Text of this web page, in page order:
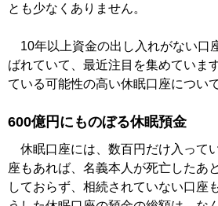
とも少なくありません。
10年以上資金の出し入れがない口
ばれていて、最近注目を集めていま
ている可能性の高い休眠口座につい
600億円にものぼる休眠預金
休眠口座には、数百円だけ入って
座もあれば、名義本人が死亡したあ
しておらず、相続されていない口座